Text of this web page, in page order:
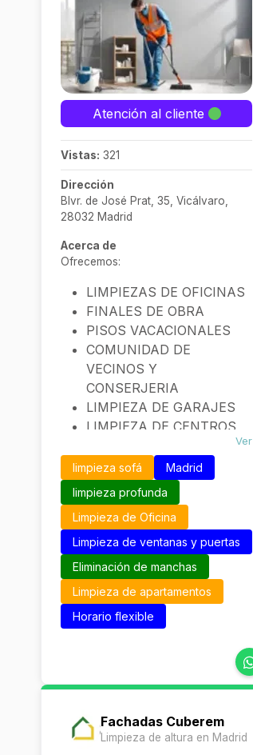
Atención al cliente
Vistas: 321
Dirección
Blvr. de José Prat, 35, Vicálvaro,
28032 Madrid
Acerca de
Ofrecemos:
LIMPIEZAS DE OFICINAS
FINALES DE OBRA
PISOS VACACIONALES
COMUNIDAD DE
VECINOS Y
CONSERJERIA
LIMPIEZA DE GARAJES
LIMPIEZA DE CENTROS
Ver
limpieza sofá
Madrid
limpieza profunda
Limpieza de Oficina
Limpieza de ventanas y puertas
Eliminación de manchas
Limpieza de apartamentos
Horario flexible
Fachadas Cuberem
Limpieza de altura en Madrid